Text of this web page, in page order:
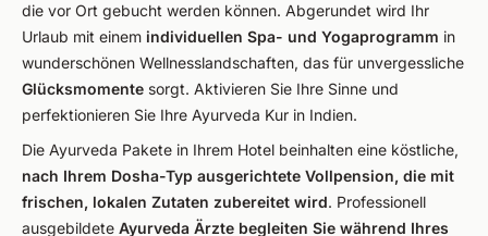
die vor Ort gebucht werden können. Abgerundet wird Ihr
Urlaub mit einem individuellen Spa- und Yogaprogramm in
wunderschönen Wellnesslandschaften, das für unvergessliche
Glücksmomente sorgt. Aktivieren Sie Ihre Sinne und
perfektionieren Sie Ihre Ayurveda Kur in Indien.
Die Ayurveda Pakete in Ihrem Hotel beinhalten eine köstliche,
nach Ihrem Dosha-Typ ausgerichtete Vollpension, die mit
frischen, lokalen Zutaten zubereitet wird. Professionell
ausgebildete Ayurveda Ärzte begleiten Sie während Ihres